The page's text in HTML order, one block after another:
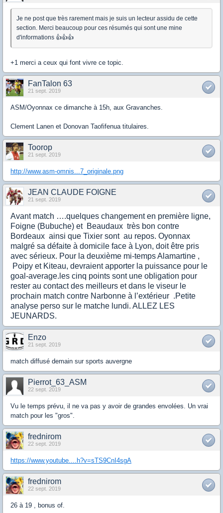
Je ne post que très rarement mais je suis un lecteur assidu de cette
section. Merci beaucoup pour ces résumés qui sont une mine
d'informations 👍👍👍
+1 merci a ceux qui font vivre ce topic.
FanTalon 63
21 sept. 2019
ASM/Oyonnax ce dimanche à 15h, aux Gravanches.
Clement Lanen et Donovan Taofifenua titulaires.
Toorop
21 sept. 2019
http://www.asm-omnis...7_originale.png
JEAN CLAUDE FOIGNE
21 sept. 2019
Avant match ….quelques changement en première ligne,
Foigne (Bubuche) et Beaudaux très bon contre
Bordeaux ainsi que Tixier sont au repos. Oyonnax
malgré sa défaite à domicile face à Lyon, doit être pris
avec sérieux. Pour la deuxième mi-temps Alamartine ,
Poipy et Kiteau, devraient apporter la puissance pour le
goal-average.les cinq points sont une obligation pour
rester au contact des meilleurs et dans le viseur le
prochain match contre Narbonne à l’extérieur .Petite
analyse perso sur le matche lundi. ALLEZ LES
JEUNARDS.
Enzo
21 sept. 2019
match diffusé demain sur sports auvergne
Pierrot_63_ASM
22 sept. 2019
Vu le temps prévu, il ne va pas y avoir de grandes envolées. Un vrai
match pour les "gros".
frednirom
22 sept. 2019
https://www.youtube....h?v=sTS9CnI4sgA
frednirom
22 sept. 2019
26 à 19 , bonus of.